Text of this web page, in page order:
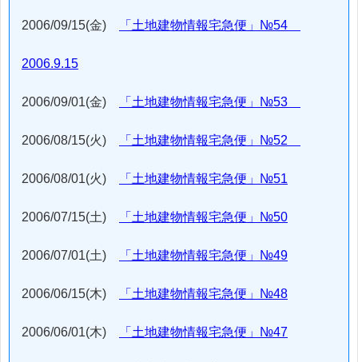
2006/09/15(金) 「土地建物情報宅急便」№54
2006.9.15
2006/09/01(金) 「土地建物情報宅急便」№53
2006/08/15(火) 「土地建物情報宅急便」№52
2006/08/01(火) 「土地建物情報宅急便」№51
2006/07/15(土) 「土地建物情報宅急便」№50
2006/07/01(土) 「土地建物情報宅急便」№49
2006/06/15(木) 「土地建物情報宅急便」№48
2006/06/01(木) 「土地建物情報宅急便」№47